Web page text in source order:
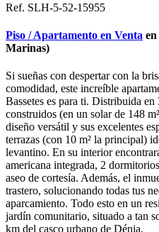
Ref. SLH-5-52-15955
Piso / Apartamento en Venta en
Marinas)
Si sueñas con despertar con la
comodidad, este increíble
Bassetes es para ti. Distribuida
construidos (en un solar de 148
diseño versátil y sus excelentes
terrazas (con 10 m² la principal)
levantino. En su interior
americana integrada, 2
aseo de cortesía. Además, el
trastero, solucionando todas tus
aparcamiento. Todo esto en un
jardín comunitario, situado a tan
km del casco urbano de Dénia.